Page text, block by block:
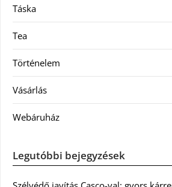
Táska
Tea
Történelem
Vásárlás
Webáruház
Legutóbbi bejegyzések